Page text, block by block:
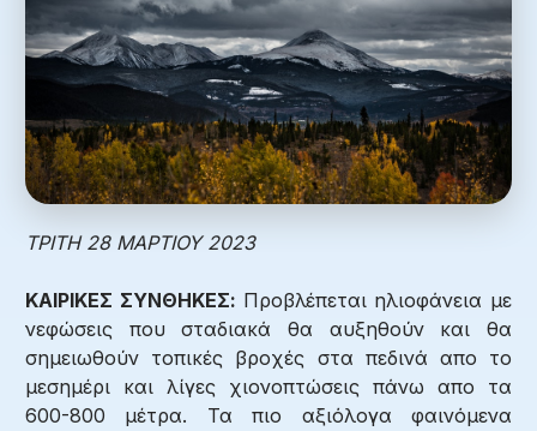
ΤΡΙΤΗ 28 ΜΑΡΤΙΟΥ 2023
ΚΑΙΡΙΚΕΣ ΣΥΝΘΗΚΕΣ: Προβλέπεται ηλιοφάνεια με
νεφώσεις που σταδιακά θα αυξηθούν και θα
σημειωθούν τοπικές βροχές στα πεδινά απο το
μεσημέρι και λίγες χιονοπτώσεις πάνω απο τα
600-800 μέτρα. Τα πιο αξιόλογα φαινόμενα